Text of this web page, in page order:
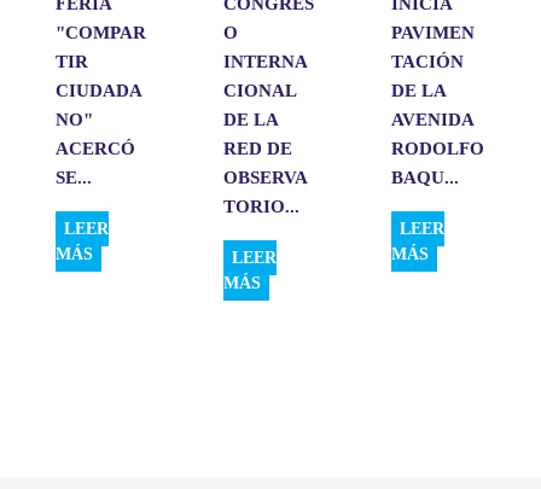
FERIA
"COMPAR
TIR
CIUDADA
NO"
ACERCÓ
SE...
LEER
MÁS
CONGRES
O
INTERNA
CIONAL
DE LA
RED DE
OBSERVA
TORIO...
LEER
MÁS
INICIA
PAVIMEN
TACIÓN
DE LA
AVENIDA
RODOLFO
BAQU...
LEER
MÁS